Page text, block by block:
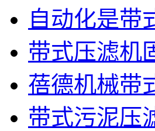
自动化是带
带式压滤机
蓓德机械带
带式污泥压